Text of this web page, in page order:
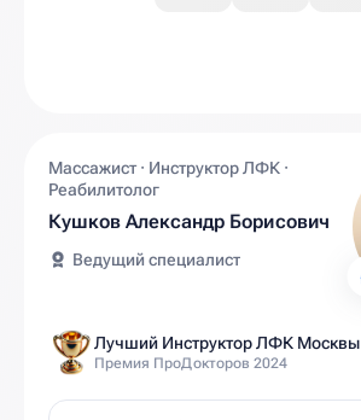
Массажист · Инструктор ЛФК ·
Реабилитолог
Кушков Александр Борисович
Ведущий специалист
Лучший Инструктор ЛФК Москвы
Премия ПроДокторов 2024